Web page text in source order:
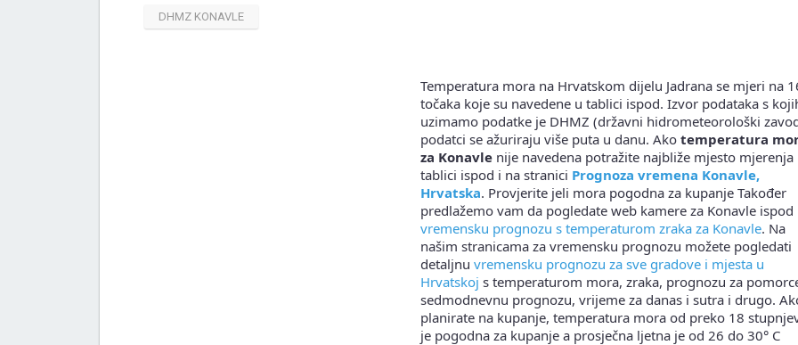
DHMZ KONAVLE
Temperatura mora na Hrvatskom dijelu Jadrana se mjeri na
točaka koje su navedene u tablici ispod. Izvor podataka s
uzimamo podatke je DHMZ (državni hidrometeorološki
podatci se ažuriraju više puta u danu. Ako temperatura
za Konavle nije navedena potražite najbliže mjesto mjerenja
tablici ispod i na stranici Prognoza vremena Konavle,
Hrvatska. Provjerite jeli mora pogodna za kupanje Također
predlažemo vam da pogledate web kamere za Konavle ispod
vremensku prognozu s temperaturom zraka za Konavle. Na
našim stranicama za vremensku prognozu možete pogledati
detaljnu vremensku prognozu za sve gradove i mjesta u
Hrvatskoj s temperaturom mora, zraka, prognozu za
sedmodnevnu prognozu, vrijeme za danas i sutra i drugo.
planirate na kupanje, temperatura mora od preko 18
je pogodna za kupanje a prosječna ljetna je od 26 do 30° C